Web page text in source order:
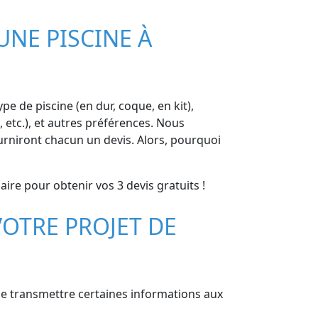
PISCINE À
de piscine (en dur, coque, en kit),
et autres préférences. Nous
chacun un devis. Alors, pourquoi
pour obtenir vos 3 devis gratuits !
PROJET DE
transmettre certaines informations aux